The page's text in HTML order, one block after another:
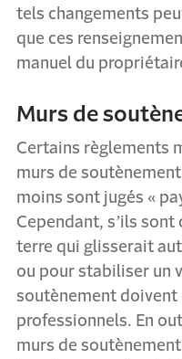
tels changements
que ces
manuel du
Murs de
Certains règlements
murs de
moins sont jugés «
Cependant, s’ils
terre qui glisserait
ou pour stabiliser un
soutènement doivent
professionnels. En
murs de